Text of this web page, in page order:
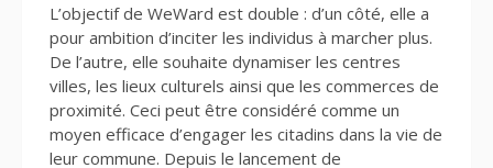
L’objectif de WeWard est double : d’un côté, elle a
pour ambition d’inciter les individus à marcher plus.
De l’autre, elle souhaite dynamiser les centres
villes, les lieux culturels ainsi que les commerces de
proximité. Ceci peut être considéré comme un
moyen efficace d’engager les citadins dans la vie de
leur commune. Depuis le lancement de